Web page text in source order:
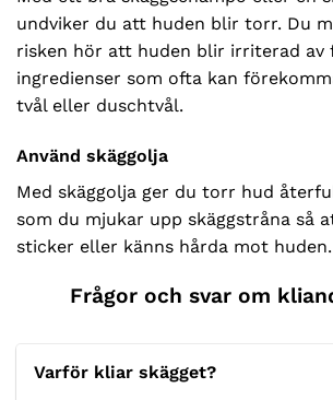
undviker du att huden blir torr. Du
risken hör att huden blir irriterad av
ingredienser som ofta kan
tvål eller duschtvål.
Använd skäggolja
Med skäggolja ger du torr hud
som du mjukar upp skäggstråna så
sticker eller känns hårda mot huden.
Frågor och svar om
Varför kliar skägget?